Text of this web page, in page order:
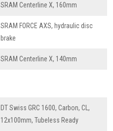
SRAM Centerline X, 160mm
SRAM FORCE AXS, hydraulic disc
brake
SRAM Centerline X, 140mm
DT Swiss GRC 1600, Carbon, CL,
12x100mm, Tubeless Ready